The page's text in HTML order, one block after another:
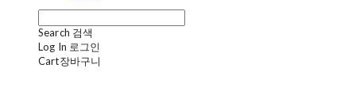
Search 검색
Log In 로그인
Cart장바구니